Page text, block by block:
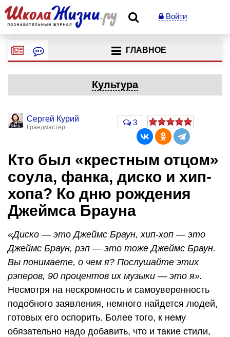
Войти
ГЛАВНОЕ
Культура
Сергей Курий
Грандмастер
3
Кто был «крестным отцом»
соула, фанка, диско и хип-
хопа? Ко дню рождения
Джеймса Брауна
«Диско — это Джеймс Браун, хип-хоп — это
Джеймс Браун, рэп — это тоже Джеймс Браун.
Вы понимаете, о чем я? Послушайте этих
рэперов, 90 процентов их музыки — это я».
Несмотря на нескромность и самоуверенность
подобного заявления, немного найдется людей,
готовых его оспорить. Более того, к нему
обязательно надо добавить, что и такие стили,